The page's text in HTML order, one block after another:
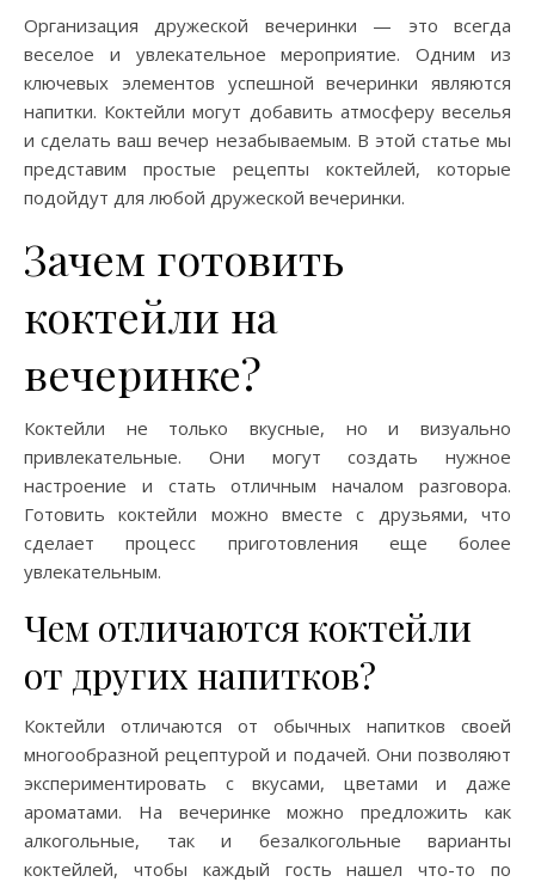
Организация дружеской вечеринки — это всегда
веселое и увлекательное мероприятие. Одним из
ключевых элементов успешной вечеринки являются
напитки. Коктейли могут добавить атмосферу веселья
и сделать ваш вечер незабываемым. В этой статье мы
представим простые рецепты коктейлей, которые
подойдут для любой дружеской вечеринки.
Зачем готовить
коктейли на
вечеринке?
Коктейли не только вкусные, но и визуально
привлекательные. Они могут создать нужное
настроение и стать отличным началом разговора.
Готовить коктейли можно вместе с друзьями, что
сделает процесс приготовления еще более
увлекательным.
Чем отличаются коктейли
от других напитков?
Коктейли отличаются от обычных напитков своей
многообразной рецептурой и подачей. Они позволяют
экспериментировать с вкусами, цветами и даже
ароматами. На вечеринке можно предложить как
алкогольные, так и безалкогольные варианты
коктейлей, чтобы каждый гость нашел что-то по